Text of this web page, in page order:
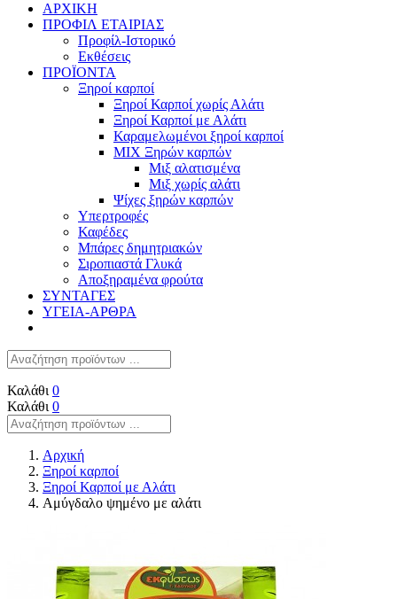
ΑΡΧΙΚΗ
ΠΡΟΦΙΛ ΕΤΑΙΡΙΑΣ
Προφίλ-Ιστορικό
Εκθέσεις
ΠΡΟΪΟΝΤΑ
Ξηροί καρποί
Ξηροί Καρποί χωρίς Αλάτι
Ξηροί Καρποί με Αλάτι
Καραμελωμένοι ξηροί καρποί
ΜΙΧ Ξηρών καρπών
Μιξ αλατισμένα
Μιξ χωρίς αλάτι
Ψίχες ξηρών καρπών
Υπερτροφές
Καφέδες
Μπάρες δημητριακών
Σιροπιαστά Γλυκά
Αποξηραμένα φρούτα
ΣΥΝΤΑΓΕΣ
ΥΓΕΙΑ-ΑΡΘΡΑ
Καλάθι 0
Καλάθι 0
Αρχική
Ξηροί καρποί
Ξηροί Καρποί με Αλάτι
Αμύγδαλο ψημένο με αλάτι